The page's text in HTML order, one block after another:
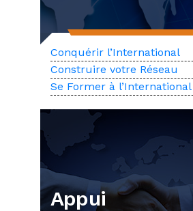
Conquérir l’International
Construire votre Réseau
Se Former à l’International
Appui